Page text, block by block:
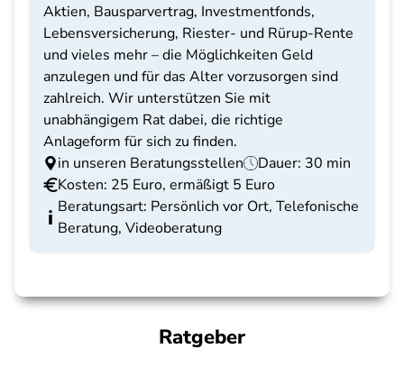
Aktien, Bausparvertrag, Investmentfonds,
Lebensversicherung, Riester- und Rürup-Rente
und vieles mehr – die Möglichkeiten Geld
anzulegen und für das Alter vorzusorgen sind
zahlreich. Wir unterstützen Sie mit
unabhängigem Rat dabei, die richtige
Anlageform für sich zu finden.
in unseren Beratungsstellen
Dauer: 30 min
Kosten: 25 Euro, ermäßigt 5 Euro
Beratungsart: Persönlich vor Ort, Telefonische
Beratung, Videoberatung
Ratgeber